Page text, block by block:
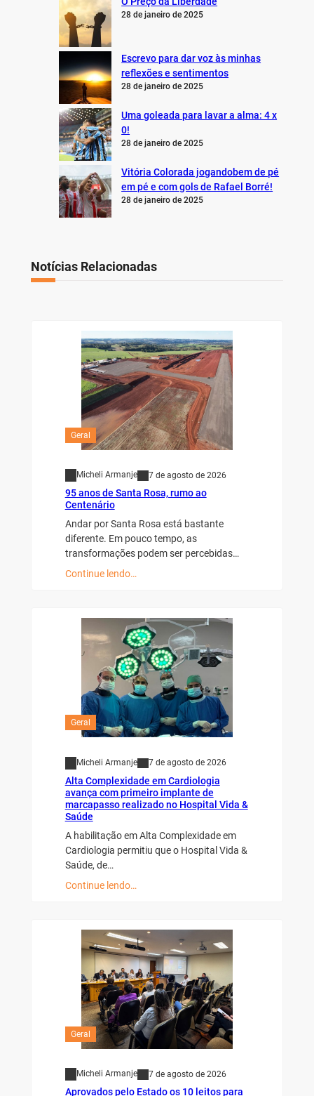
28 de janeiro de 2025
Escrevo para dar voz às minhas
reflexões e sentimentos
28 de janeiro de 2025
Uma goleada para lavar a alma: 4 x
0!
28 de janeiro de 2025
Vitória Colorada jogandobem de pé
em pé e com gols de Rafael Borré!
28 de janeiro de 2025
Notícias Relacionadas
Geral
Micheli Armanje 7 de agosto de 2026
95 anos de Santa Rosa, rumo ao
Centenário
Andar por Santa Rosa está bastante
diferente. Em pouco tempo, as
transformações podem ser percebidas…
Continue lendo…
Geral
Micheli Armanje 7 de agosto de 2026
Alta Complexidade em Cardiologia
avança com primeiro implante de
marcapasso realizado no Hospital Vida &
Saúde
A habilitação em Alta Complexidade em
Cardiologia permitiu que o Hospital Vida &
Saúde, de…
Continue lendo…
Geral
Micheli Armanje 7 de agosto de 2026
Aprovados pelo Estado os 10 leitos para